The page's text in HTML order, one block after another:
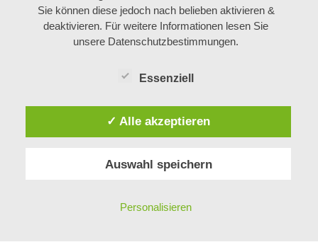
Sie können diese jedoch nach belieben aktivieren &
deaktivieren. Für weitere Informationen lesen Sie
unsere Datenschutzbestimmungen.
Essenziell
✓ Alle akzeptieren
Auswahl speichern
Personalisieren